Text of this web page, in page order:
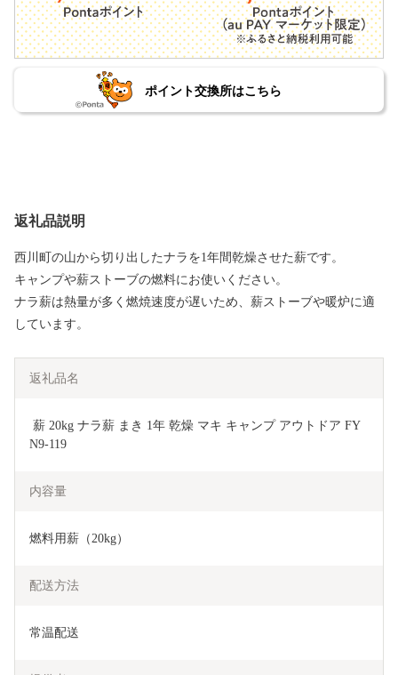
ポイント交換所はこちら
返礼品説明
西川町の山から切り出したナラを1年間乾燥させた薪です。
キャンプや薪ストーブの燃料にお使いください。
ナラ薪は熱量が多く燃焼速度が遅いため、薪ストーブや暖炉に適
しています。
返礼品名
N9-119
内容量
燃料用薪（20kg）
配送方法
常温配送